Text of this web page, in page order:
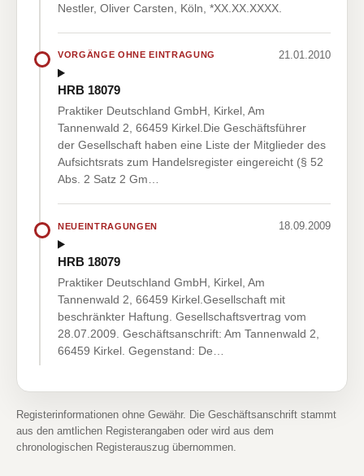
Nestler, Oliver Carsten, Köln, *XX.XX.XXXX.
VORGÄNGE OHNE EINTRAGUNG 21.01.2010
HRB 18079
Praktiker Deutschland GmbH, Kirkel, Am
Tannenwald 2, 66459 Kirkel.Die Geschäftsführer
der Gesellschaft haben eine Liste der Mitglieder des
Aufsichtsrats zum Handelsregister eingereicht (§ 52
Abs. 2 Satz 2 Gm…
NEUEINTRAGUNGEN 18.09.2009
HRB 18079
Praktiker Deutschland GmbH, Kirkel, Am
Tannenwald 2, 66459 Kirkel.Gesellschaft mit
beschränkter Haftung. Gesellschaftsvertrag vom
28.07.2009. Geschäftsanschrift: Am Tannenwald 2,
66459 Kirkel. Gegenstand: De…
Registerinformationen ohne Gewähr. Die Geschäftsanschrift stammt
aus den amtlichen Registerangaben oder wird aus dem
chronologischen Registerauszug übernommen.